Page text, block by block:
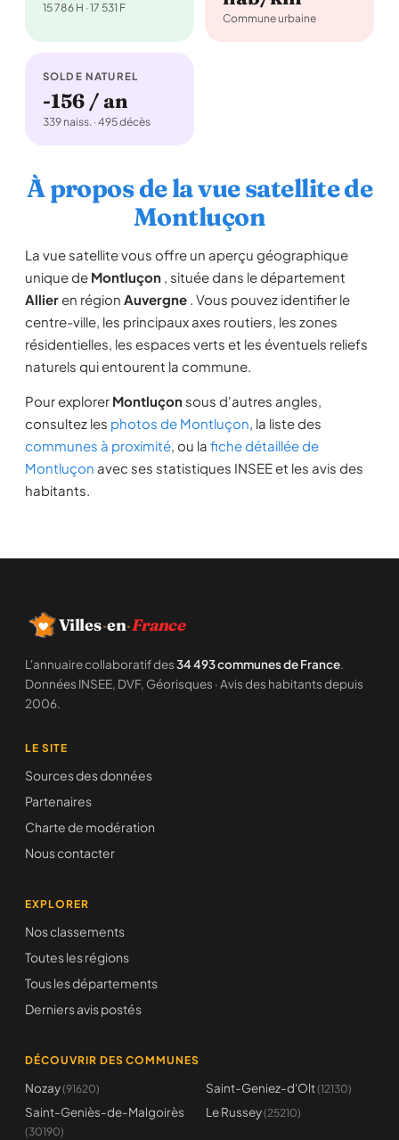
15 786 H · 17 531 F
Commune urbaine
SOLDE NATUREL
-156 / an
339 naiss. · 495 décès
À propos de la vue satellite de
Montluçon
La vue satellite vous offre un aperçu géographique
unique de Montluçon , située dans le département
Allieren région Auvergne . Vous pouvez identifier le
centre-ville, les principaux axes routiers, les zones
résidentielles, les espaces verts et les éventuels reliefs
naturels qui entourent la commune.
Pour explorer Montluçon sous d'autres angles,
consultez les photos de Montluçon, la liste des
communes à proximité, ou la fiche détaillée de
Montluçon avec ses statistiques INSEE et les avis des
habitants.
Villes·en·France
L'annuaire collaboratif des34 493 communes de France.
Données INSEE, DVF, Géorisques · Avis des habitants depuis
2006.
LE SITE
Sources des données
Partenaires
Charte de modération
Nous contacter
EXPLORER
Nos classements
Toutes les régions
Tous les départements
Derniers avis postés
DÉCOUVRIR DES COMMUNES
Nozay(91620) Saint-Geniez-d'Olt(12130)
Saint-Geniès-de-Malgoirès
(30190)
Le Russey(25210)